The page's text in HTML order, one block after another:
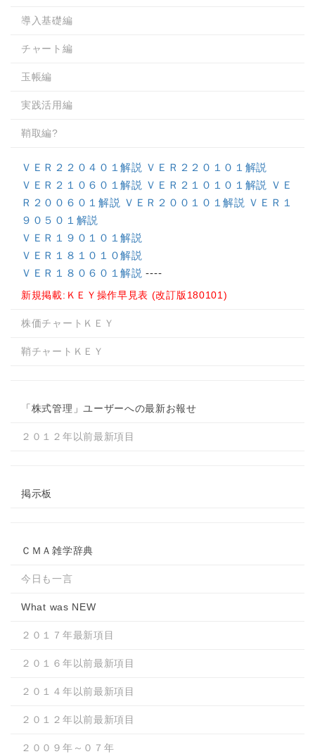
導入基礎編
チャート編
玉帳編
実践活用編
鞘取編?
ＶＥＲ２２０４０１解説 ＶＥＲ２２０１０１解説
ＶＥＲ２１０６０１解説 ＶＥＲ２１０１０１解説
ＶＥ
Ｒ２００６０１解説 ＶＥＲ２００１０１解説 ＶＥＲ１
９０５０１解説
ＶＥＲ１９０１０１解説
ＶＥＲ１８１０１０解説
ＶＥＲ１８０６０１解説 ----
新規掲載:ＫＥＹ操作早見表 (改訂版180101)
株価チャートＫＥＹ
鞘チャートＫＥＹ
「株式管理」ユーザーへの最新お報せ
２０１２年以前最新項目
掲示板
ＣＭＡ雑学辞典
今日も一言
What was NEW
２０１７年最新項目
２０１６年以前最新項目
２０１４年以前最新項目
２０１２年以前最新項目
２００９年～０７年